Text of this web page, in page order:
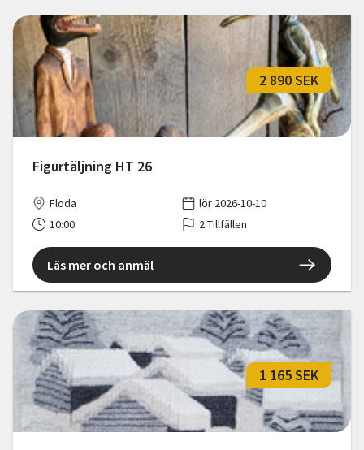
Figurtäljning HT 26
2 890 SEK
Floda
lör 2026-10-10
10:00
2 Tillfällen
Läs mer och anmäl
1 165 SEK